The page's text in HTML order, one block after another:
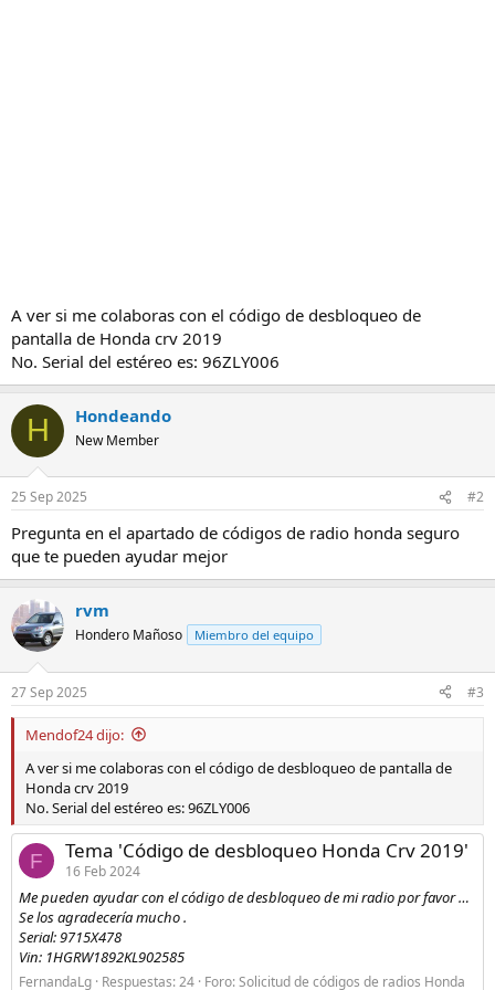
A ver si me colaboras con el código de desbloqueo de
pantalla de Honda crv 2019
No. Serial del estéreo es: 96ZLY006
H Hondeando
New Member
25 Sep 2025 #2
Pregunta en el apartado de códigos de radio honda seguro
que te pueden ayudar mejor
rvm
Hondero Mañoso Miembro del equipo
27 Sep 2025 #3
Mendof24 dijo:
A ver si me colaboras con el código de desbloqueo de pantalla de
Honda crv 2019
No. Serial del estéreo es: 96ZLY006
F Tema 'Código de desbloqueo Honda Crv 2019'
16 Feb 2024
Me pueden ayudar con el código de desbloqueo de mi radio por favor …
Se los agradecería mucho .
Serial: 9715X478
Vin: 1HGRW1892KL902585
FernandaLg Respuestas: 24 Foro:Solicitud de códigos de radios Honda